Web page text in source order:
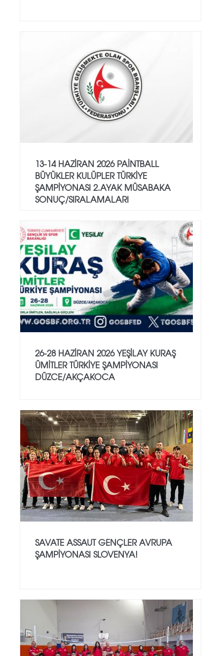
13-14 HAZİRAN 2026 PAİNTBALL
BÜYÜKLER KULÜPLER TÜRKİYE
ŞAMPİYONASI 2.AYAK MÜSABAKA
SONUÇ/SIRALAMALARI
26-28 HAZİRAN 2026 YEŞİLAY KURAŞ
ÜMİTLER TÜRKİYE ŞAMPİYONASI
DÜZCE/AKÇAKOCA
SAVATE ASSAUT GENÇLER AVRUPA
ŞAMPİYONASI SLOVENYA!